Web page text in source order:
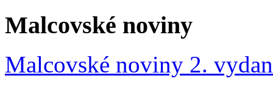
Malcovské noviny
Malcovské noviny 2.